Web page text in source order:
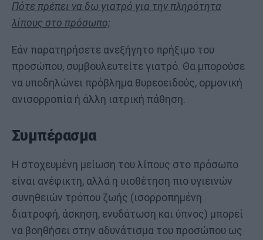
Πότε πρέπει να δω γιατρό για την πληρότητα
λίπους στο πρόσωπο;
Εάν παρατηρήσετε ανεξήγητο πρήξιμο του
προσώπου, συμβουλευτείτε γιατρό. Θα μπορούσε
να υποδηλώνει πρόβλημα θυρεοειδούς, ορμονική
ανισορροπία ή άλλη ιατρική πάθηση.
Συμπέρασμα
Η στοχευμένη μείωση του λίπους στο πρόσωπο
είναι ανέφικτη, αλλά η υιοθέτηση πιο υγιεινών
συνηθειών τρόπου ζωής (ισορροπημένη
διατροφή, άσκηση, ενυδάτωση και ύπνος) μπορεί
να βοηθήσει στην αδυνάτισμα του προσώπου ως